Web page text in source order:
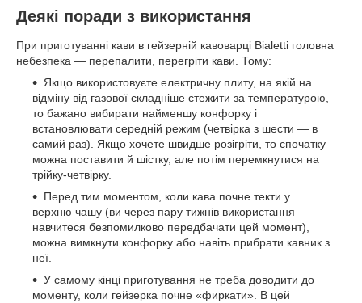
Деякі поради з використання
При приготуванні кави в гейзерній кавоварці Bialetti головна
небезпека — перепалити, перегріти кави. Тому:
Якщо використовуєте електричну плиту, на якій на
відміну від газової складніше стежити за температурою,
то бажано вибирати найменшу конфорку і
встановлювати середній режим (четвірка з шести — в
самий раз). Якщо хочете швидше розігріти, то спочатку
можна поставити й шістку, але потім перемкнутися на
трійку-четвірку.
Перед тим моментом, коли кава почне текти у
верхню чашу (ви через пару тижнів використання
навчитеся безпомилково передбачати цей момент),
можна вимкнути конфорку або навіть прибрати кавник з
неї.
У самому кінці приготування не треба доводити до
моменту, коли гейзерка почне «фиркати». В цей